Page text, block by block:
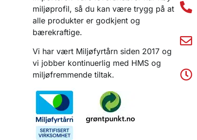
miljøprofil, så du kan være trygg på at
alle produkter er godkjent og
bærekraftige.
Vi har vært Miljøfyrtårn siden 2017 og
vi jobber kontinuerlig med HMS og
miljøfremmende tiltak.